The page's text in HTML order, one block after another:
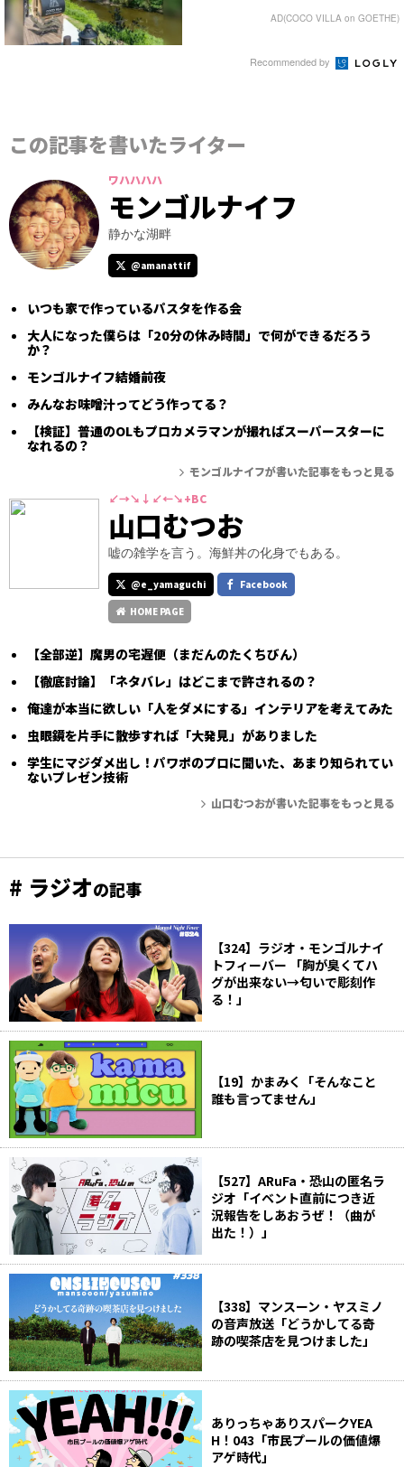
AD(COCO VILLA on GOETHE)
Recommended by
この記事を書いたライター
ワハハハハ
モンゴルナイフ
静かな湖畔
@amanattif
いつも家で作っているパスタを作る会
大人になった僕らは「20分の休み時間」で何ができるだろう
か？
モンゴルナイフ結婚前夜
みんなお味噌汁ってどう作ってる？
【検証】普通のOLもプロカメラマンが撮ればスーパースターに
なれるの？
モンゴルナイフが書いた記事をもっと見る
↙→↘↓↙←↘+BC
山口むつお
嘘の雑学を言う。海鮮丼の化身でもある。
@e_yamaguchi
Facebook
HOME PAGE
【全部逆】魔男の宅遅便（まだんのたくちびん）
【徹底討論】「ネタバレ」はどこまで許されるの？
俺達が本当に欲しい「人をダメにする」インテリアを考えてみた
虫眼鏡を片手に散歩すれば「大発見」がありました
学生にマジダメ出し！パワポのプロに聞いた、あまり知られてい
ないプレゼン技術
山口むつおが書いた記事をもっと見る
# ラジオの記事
【324】ラジオ・モンゴルナイ
トフィーバー 「胸が臭くてハ
グが出来ない→匂いで彫刻作
る！」
【19】かまみく「そんなこと
誰も言ってません」
【527】ARuFa・恐山の匿名ラ
ジオ「イベント直前につき近
況報告をしあおうぜ！（曲が
出た！）」
【338】マンスーン・ヤスミノ
の音声放送「どうかしてる奇
跡の喫茶店を見つけました」
ありっちゃありスパークYEA
H！043「市民プールの価値爆
アゲ時代」